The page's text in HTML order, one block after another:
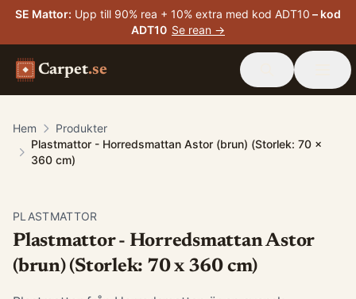
SE Mattor: Upp till 90% rea + 10% extra med kod ADT10 – kod
ADT10 Se rean →
Carpet.se
Hem
Produkter
Plastmattor - Horredsmattan Astor (brun) (Storlek: 70 x
360 cm)
PLASTMATTOR
Plastmattor - Horredsmattan Astor
(brun) (Storlek: 70 x 360 cm)